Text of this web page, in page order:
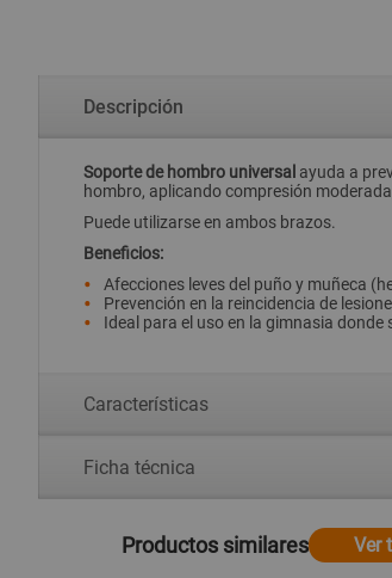
Descripción
Soporte de hombro universal ayuda a
hombro, aplicando compresión
Puede utilizarse en ambos brazos.
Beneficios:
Afecciones leves del puño y muñeca
Prevención en la reincidencia de
Ideal para el uso en la gimnasia
Características
Ficha técnica
Productos similares Ver